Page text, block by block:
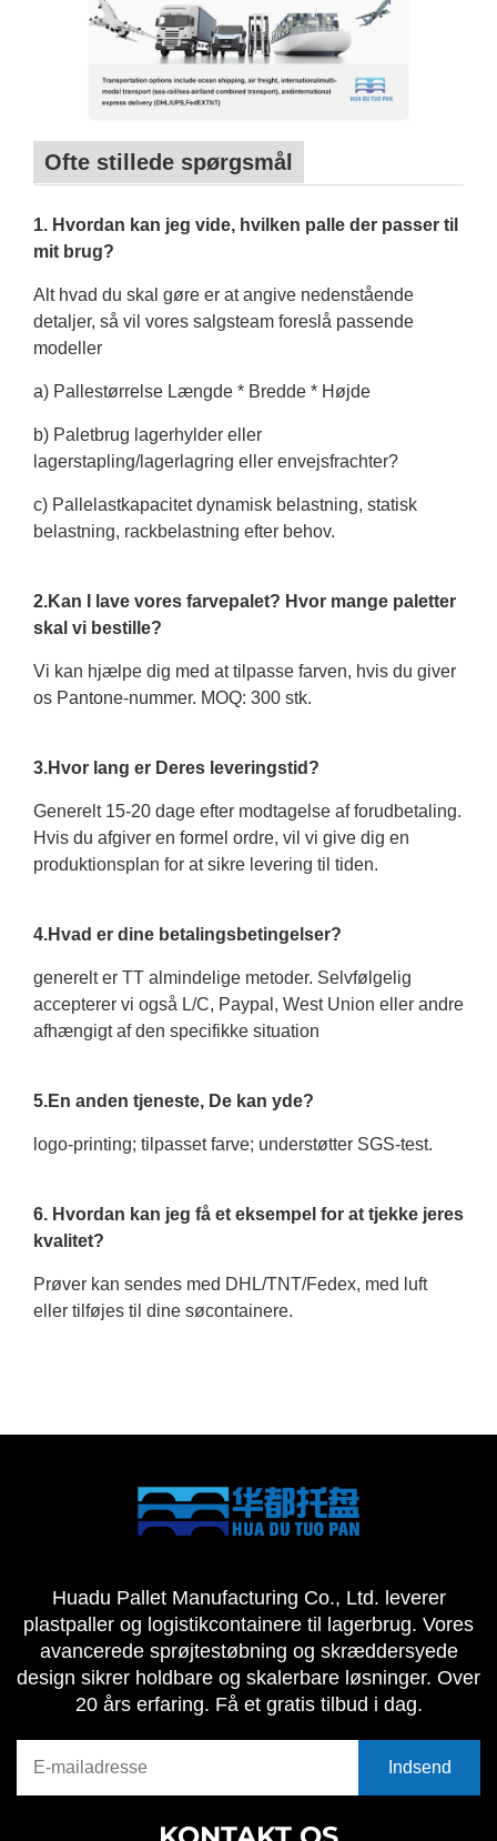
Ofte stillede spørgsmål
1. Hvordan kan jeg vide, hvilken palle der passer til
mit brug?
Alt hvad du skal gøre er at angive nedenstående
detaljer, så vil vores salgsteam foreslå passende
modeller
a) Pallestørrelse Længde * Bredde * Højde
b) Paletbrug lagerhylder eller
lagerstapling/lagerlagring eller envejsfrachter?
c) Pallelastkapacitet dynamisk belastning, statisk
belastning, rackbelastning efter behov.
2.Kan I lave vores farvepalet? Hvor mange paletter
skal vi bestille?
Vi kan hjælpe dig med at tilpasse farven, hvis du giver
os Pantone-nummer. MOQ: 300 stk.
3.Hvor lang er Deres leveringstid?
Generelt 15-20 dage efter modtagelse af forudbetaling.
Hvis du afgiver en formel ordre, vil vi give dig en
produktionsplan for at sikre levering til tiden.
4.Hvad er dine betalingsbetingelser?
generelt er TT almindelige metoder. Selvfølgelig
accepterer vi også L/C, Paypal, West Union eller andre
afhængigt af den specifikke situation
5.En anden tjeneste, De kan yde?
logo-printing; tilpasset farve; understøtter SGS-test.
6. Hvordan kan jeg få et eksempel for at tjekke jeres
kvalitet?
Prøver kan sendes med DHL/TNT/Fedex, med luft
eller tilføjes til dine søcontainere.
Huadu Pallet Manufacturing Co., Ltd. leverer
plastpaller og logistikcontainere til lagerbrug. Vores
avancerede sprøjtestøbning og skræddersyede
design sikrer holdbare og skalerbare løsninger. Over
20 års erfaring. Få et gratis tilbud i dag.